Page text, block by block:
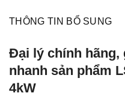
THÔNG TIN BỔ SUNG
Đại lý chính hãng,
nhanh sản phẩm
4kW